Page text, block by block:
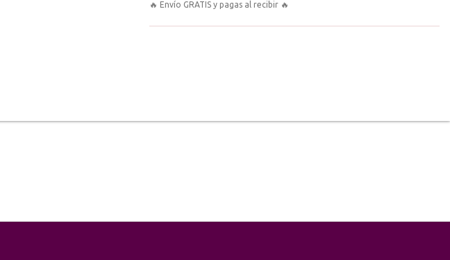
🔥 Envío GRATIS y pagas al recibir 🔥